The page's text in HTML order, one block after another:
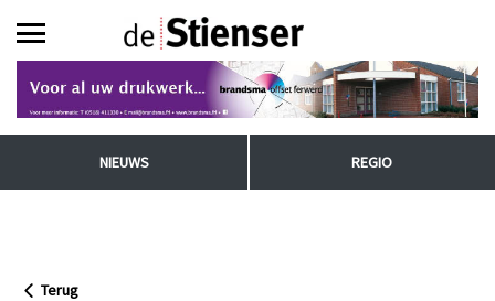
NIEUWS REGIO
Terug